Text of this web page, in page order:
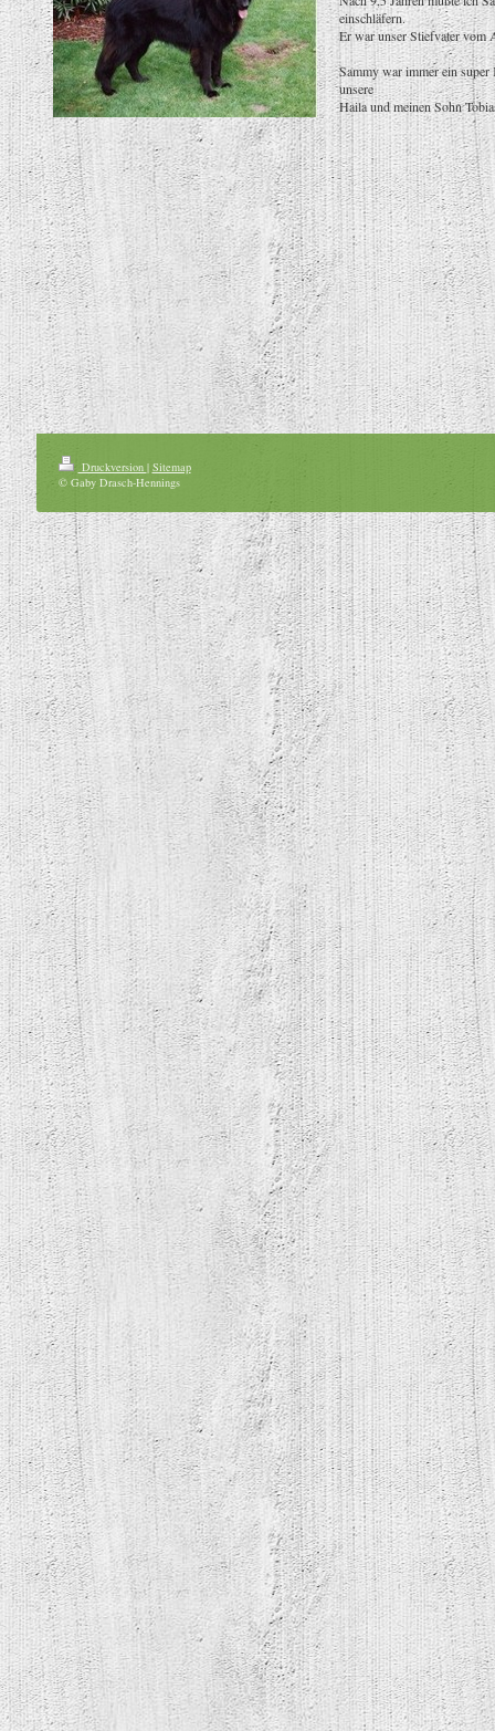
einschläfern.
Er war unser Stiefvater vom
Sammy war immer ein
unsere
Haila und meinen Sohn
Druckversion | Sitemap
© Gaby Drasch-Hennings